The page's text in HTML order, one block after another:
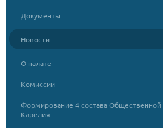
Документы
Новости
О палате
Комиссии
Формирование 4 состава Общественной
Карелия